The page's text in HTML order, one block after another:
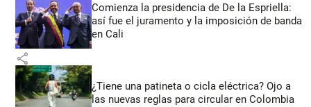
Comienza la presidencia de De la Espriella:
así fue el juramento y la imposición de banda
en Cali
share
¿Tiene una patineta o cicla eléctrica? Ojo a
las nuevas reglas para circular en Colombia